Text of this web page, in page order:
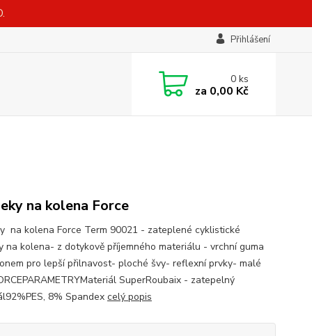
Přihlášení
0ks
za 0,00 Kč
na kolena Force
na kolena Force Term 90021 - zateplené cyklistické
na kolena- z dotykově příjemného materiálu - vrchní guma
pro lepší přilnavost- ploché švy- reflexní prvky- malé
SuperRoubaix - zatepelný
8% Spandex celý popis